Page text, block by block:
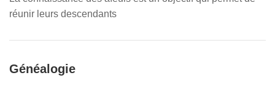
réunir leurs descendants
Généalogie